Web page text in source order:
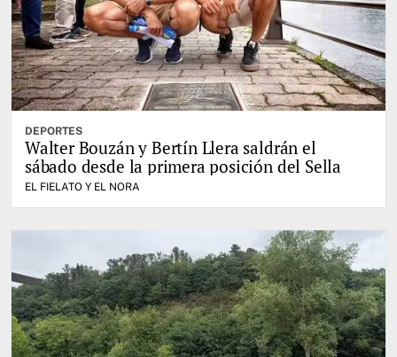
DEPORTES
Walter Bouzán y Bertín Llera saldrán el
sábado desde la primera posición del Sella
EL FIELATO Y EL NORA